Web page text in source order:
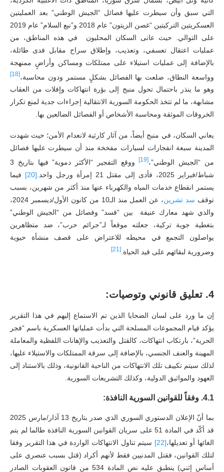
التي سبق وأن سيطرت عليها فصائل “الجيش الوطني” بعد العمليتين
العسكريتين التركيتين “غصن الزيتون” عام 2018 و”نبع السلام” عام 2019
على التوالي. حيث عانى السكان المحليون في هذه المناطق، من
عمليات اعتقال تعسفي، وتعذيب، وإطلاق سراح مقابل فدى طائلة،
بالإضافة إلى عمليات استيلاء على ممتلكات ومساكن وأراضٍ ممنهجة
وواسعة النطاق، ضلعت بها الفصائل بشكلٍ مستمر ودون محاسبة،[18]
وهو ما ينذر باحتمال تحول منبج إلى بؤرة انتهاكات وإفلات من العقاب
مشابهة، ما لم تتخذ الحكومة السورية الانتقالية إجراءات جدية لمنع تكرار
الخروقات الموثقة ومحاسبة الأشخاص أو الفصائل الضالعين بها.
يعاني السكان، في منبج أيضاً، من آثار كارثية لانعدام الأمن؛ حيث شهدت
المدينة سبعة انفجارات لسيارات مفخخة منذ أن سيطرت عليها فصائل
من “الجيش الوطني”،[19]
ووقع التفجير “الأكثر دموية” فيها بتاريخ 3
شباط/فبراير 2025، فأدى إلى مقتل 21 إمرأة ورجل واحد.
[20]
فيما
يستمر انقطاع خدمات المياه والكهرباء عنها منذ أكثر من شهرين، بسبب
توقف سد تشرين
، عن العمل منذ الـ10 من كانون الأول/ديسمبر 2024،
والذي شهد معارك عنيفة بين “قسد” وفصائل من “الجيش الوطني”
بتغطية جوية تركية، جعلته موقعاً لـ”جرائم حرب”، ضد متظاهرين
يواصلون التجمع في محيطه للاعتراض على قصف منشأة حيوية
وضرورية لبقائهم على قيد الحياة. [21]
4. تعليق قانوني وتوصيات:
إن ما ورد على لسان الضحايا الذين تم الاستماع إليهم في هذا التقرير
يؤكد قيام المجموعات المسلحة التي بدأت عملياتها العسكرية باسم “فجر
الحرية”، بارتكاب انتهاكات، كالقتل والتعذيب والإهانات اللفظية والمعاملة
المهينة والعنف الجنسي، بالإضافة إلى سرقة الممتلكات والاستيلاء عليها،
لذلك سيتم تكييف تلك الانتهاكات من الناحية القانونية، وذلك بالاستناد إلى
العهود والمواثيق الدولية، وكذلك التشريعات السورية.
4.1. وفقاً للقوانين السورية النافذة:
بما أنّ الإعلان الدستوري السوري الذي صدر بتاريخ 13 آذار/مارس 2025
قد أكّد في المادة 51 على سريان القوانين السورية النافذة طالما لم يتم
الغائها أو تعديلها،[22]
سيتم تناول الانتهاكات الواردة في هذا التقرير وفقا
لتلك القوانين، فقتل المدنيين فقط لأنهم أكراد (قتل بسبب عنصري على
أساس إثني) ينطبق عليه نص المادة 534 من قانون العقوبات الصادر